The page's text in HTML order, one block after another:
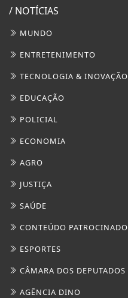
/ NOTÍCIAS
MUNDO
ENTRETENIMENTO
TECNOLOGIA & INOVAÇÃO
EDUCAÇÃO
POLICIAL
ECONOMIA
AGRO
JUSTIÇA
SAÚDE
CONTEÚDO PATROCINADO
ESPORTES
CÂMARA DOS DEPUTADOS
AGÊNCIA DINO